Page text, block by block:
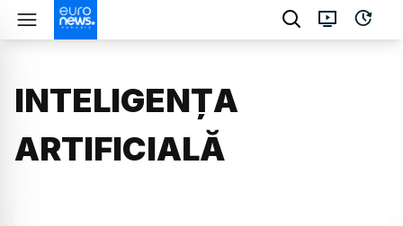
INTELIGENȚA
ARTIFICIALĂ